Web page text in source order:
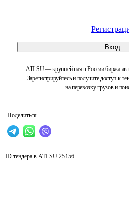
Вход
ATI.SU — крупнейшая в России биржа
Зарегистрируйтесь и получите доступ к
на перевозку грузов и
Поделиться
ID тендера в ATI.SU 25156